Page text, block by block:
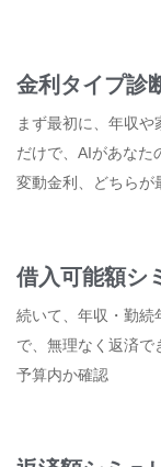
金利タイプ診
まず最初に、年収
だけで、AIがあなた
変動金利、どちらが
借入可能額シ
続いて、年収・勤続
で、無理なく返済で
予算内か確認